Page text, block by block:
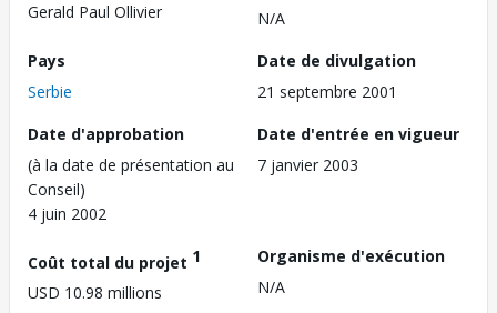
Gerald Paul Ollivier
N/A
Pays
Serbie
Date de divulgation
21 septembre 2001
Date d'approbation
(à la date de présentation au
Conseil)
4 juin 2002
Date d'entrée en vigueur
7 janvier 2003
Coût total du projet 1
USD 10.98 millions
Organisme d'exécution
N/A